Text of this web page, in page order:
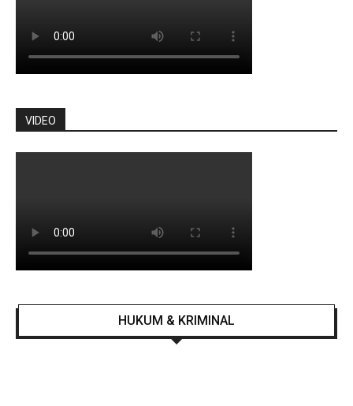
VIDEO
HUKUM & KRIMINAL